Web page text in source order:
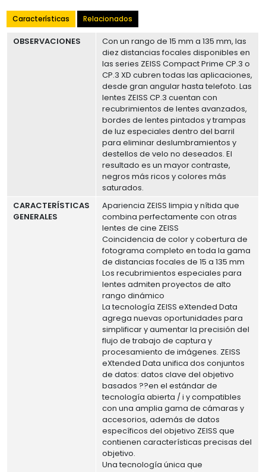
Características Relacionados
OBSERVACIONES
Con un rango de 15 mm a 135 mm, las
diez distancias focales disponibles en
las series ZEISS Compact Prime CP.3 o
CP.3 XD cubren todas las aplicaciones,
desde gran angular hasta telefoto. Las
lentes ZEISS CP.3 cuentan con
recubrimientos de lentes avanzados,
bordes de lentes pintados y trampas
de luz especiales dentro del barril
para eliminar deslumbramientos y
destellos de velo no deseados. El
resultado es un mayor contraste,
negros más ricos y colores más
saturados.
CARACTERÍSTICAS
GENERALES
Apariencia ZEISS limpia y nítida que
combina perfectamente con otras
lentes de cine ZEISS
Coincidencia de color y cobertura de
fotograma completo en toda la gama
de distancias focales de 15 a 135 mm
Los recubrimientos especiales para
lentes admiten proyectos de alto
rango dinámico
La tecnología ZEISS eXtended Data
agrega nuevas oportunidades para
simplificar y aumentar la precisión del
flujo de trabajo de captura y
procesamiento de imágenes. ZEISS
eXtended Data unifica dos conjuntos
de datos: datos clave del objetivo
basados ??en el estándar de
tecnología abierta / i y compatibles
con una amplia gama de cámaras y
accesorios, además de datos
específicos del objetivo ZEISS que
contienen características precisas del
objetivo.
Una tecnología única que